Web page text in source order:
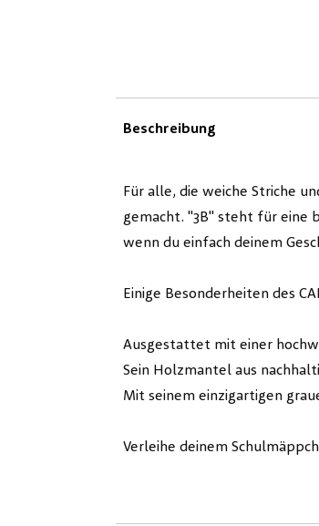
Beschreibung
Für alle, die weiche Striche
gemacht. "3B" steht für eine
wenn du einfach deinem
Einige Besonderheiten des
Ausgestattet mit einer
Sein Holzmantel aus
Mit seinem einzigartigen
Verleihe deinem